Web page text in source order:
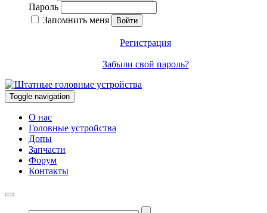
Пароль
Запомнить меня
Регистрация
Забыли свой пароль?
Toggle navigation
О нас
Головные устройства
Допы
Запчасти
Форум
Контакты